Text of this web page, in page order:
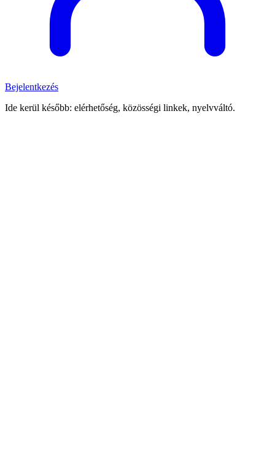
Bejelentkezés
Ide kerül később: elérhetőség, közösségi linkek, nyelvváltó.